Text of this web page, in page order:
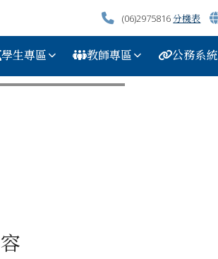
(06)2975816分機表
學生專區 教師專區 公務系統